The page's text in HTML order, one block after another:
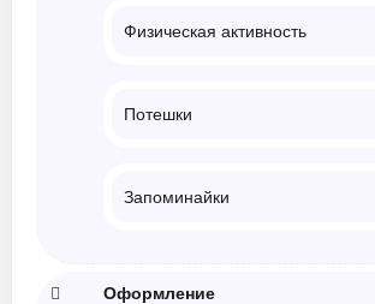
Физическая активность
Потешки
Запоминайки
Оформление